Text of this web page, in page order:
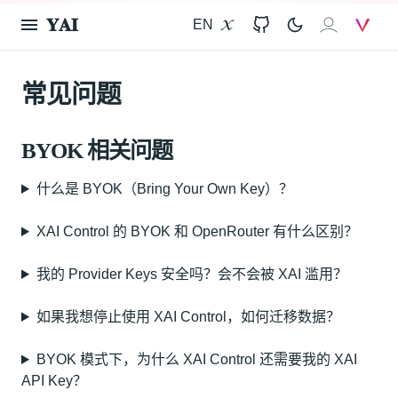
𝐘𝐀𝐈 EN GitHub 𝐗𝐀𝐈
常见问题
BYOK 相关问题
什么是 BYOK（Bring Your Own Key）？
XAI Control 的 BYOK 和 OpenRouter 有什么区别？
我的 Provider Keys 安全吗？会不会被 XAI 滥用？
如果我想停止使用 XAI Control，如何迁移数据？
BYOK 模式下，为什么 XAI Control 还需要我的 XAI
API Key？